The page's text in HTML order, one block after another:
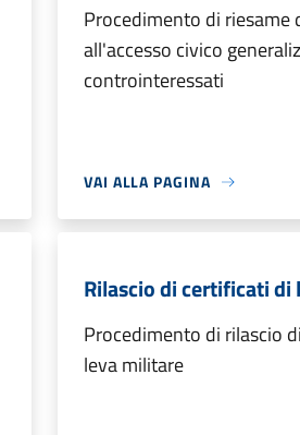
Procedimento di riesame
all'accesso civico
controinteressati
VAI ALLA PAGINA
Rilascio di certificati
Procedimento di rilascio
leva militare